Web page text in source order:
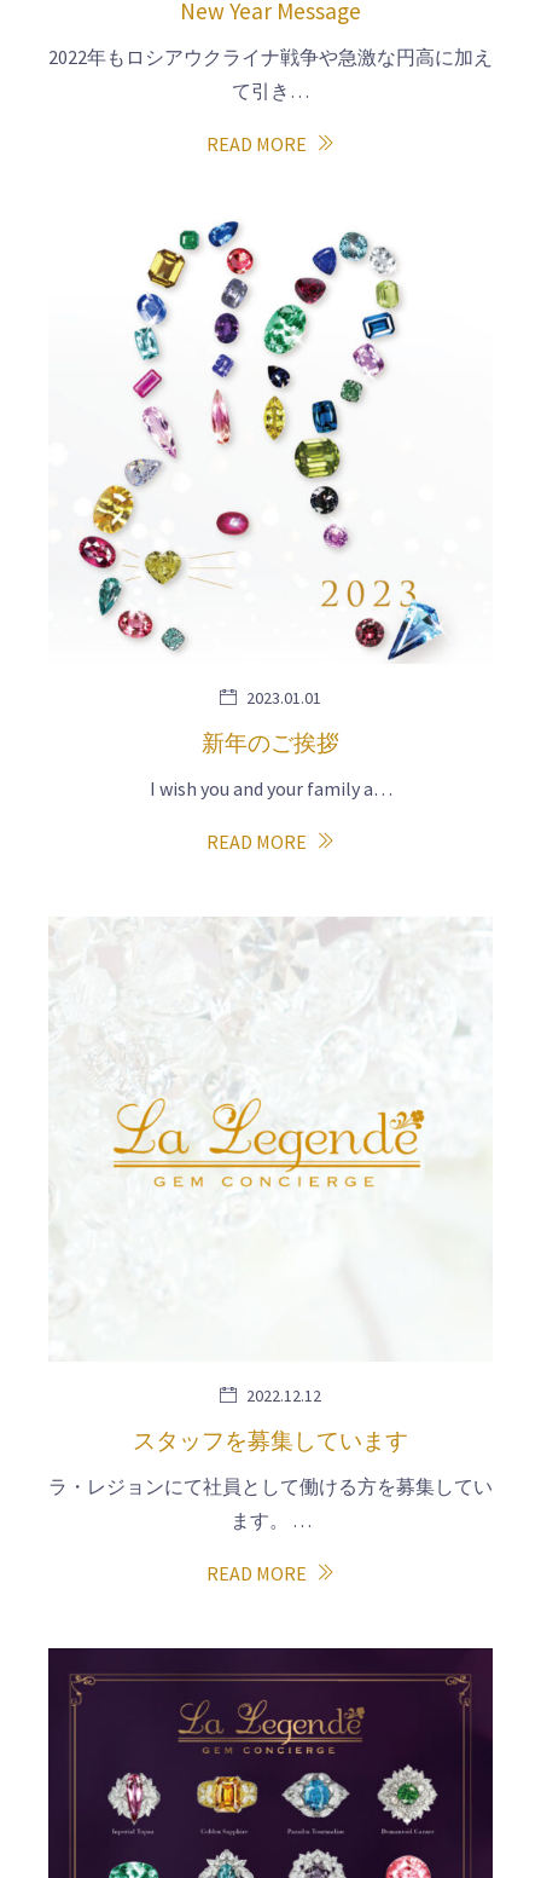
New Year Message
2022年もロシアウクライナ戦争や急激な円高に加え
て引き…
READ MORE
2023.01.01
新年のご挨拶
I wish you and your family a…
READ MORE
2022.12.12
スタッフを募集しています
ラ・レジョンにて社員として働ける方を募集してい
ます。 …
READ MORE